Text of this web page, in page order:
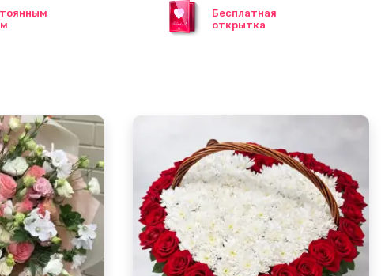
Бесплатная
открытка